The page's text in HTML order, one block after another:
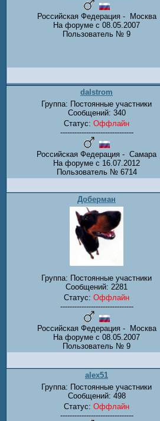
Российская Федерация - Москва
На форуме с 08.05.2007
Пользователь № 9
dalstrom
Группа: Постоянные участники
Сообщений: 340
Статус: Оффлайн
-------------------------------
Российская Федерация - Самара
На форуме с 16.07.2012
Пользователь № 6714
Доберман
Группа: Постоянные участники
Сообщений: 2281
Статус: Оффлайн
-------------------------------
Российская Федерация - Москва
На форуме с 08.05.2007
Пользователь № 9
alex51
Группа: Постоянные участники
Сообщений: 498
Статус: Оффлайн
-------------------------------